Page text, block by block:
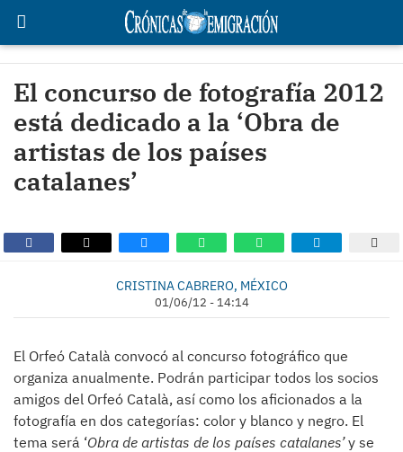
El concurso de fotografía 2012
está dedicado a la ‘Obra de
artistas de los países
catalanes’
CRISTINA CABRERO, MÉXICO
01/06/12 - 14:14
El Orfeó Català convocó al concurso fotográfico que
organiza anualmente. Podrán participar todos los socios
amigos del Orfeó Català, así como los aficionados a la
fotografía en dos categorías: color y blanco y negro. El
tema será ‘Obra de artistas de los países catalanes’y se